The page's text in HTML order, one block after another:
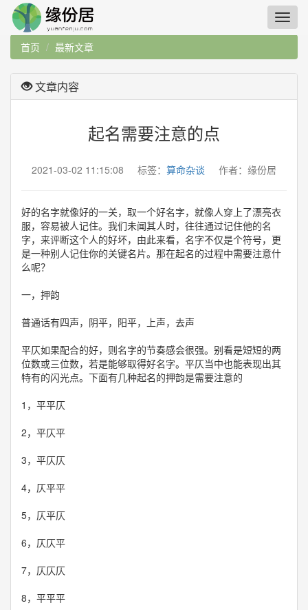
首页 最新文章
文章内容
起名需要注意的点
2021-03-02 11:15:08 标签： 算命杂谈 作者：缘份居
好的名字就像好的一关，取一个好名字，就像人穿上了漂亮衣
服，容易被人记住。我们未闻其人时，往往通过记住他的名
字，来评断这个人的好坏，由此来看，名字不仅是个符号，更
是一种别人记住你的关键名片。那在起名的过程中需要注意什
么呢？
一，押韵
普通话有四声，阴平，阳平，上声，去声
平仄如果配合的好，则名字的节奏感会很强。别看是短短的两
位数或三位数，若是能够取得好名字。平仄当中也能表现出其
特有的闪光点。下面有几种起名的押韵是需要注意的
1，平平仄
2，平仄平
3，平仄仄
4，仄平平
5，仄平仄
6，仄仄平
7，仄仄仄
8，平平平